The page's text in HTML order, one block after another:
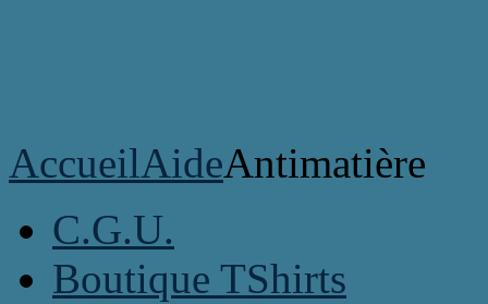
AccueilAideAntimatière
C.G.U.
Boutique TShirts